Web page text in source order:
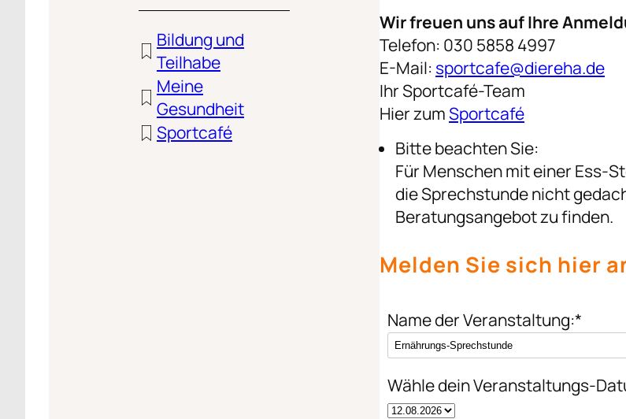
Bildung und
Teilhabe
Meine
Gesundheit
Sportcafé
Wir freuen uns auf Ihre
Telefon: 030 5858 4997
E-Mail: sportcafe@diereha.de
Ihr Sportcafé-Team
Hier zumSportcafé
Bitte beachten Sie:
Für Menschen mit einer Ess-
die Sprechstunde nicht
Beratungsangebot zu finden.
Melden Sie sich hier
Name der Veranstaltung:*
Wähle dein Veranstaltungs-